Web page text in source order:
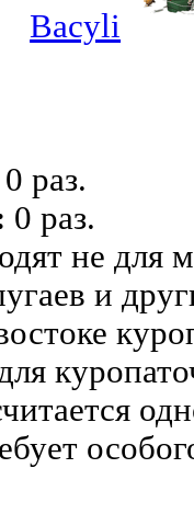
Bacyli
0 раз.
0 раз.
не для
и